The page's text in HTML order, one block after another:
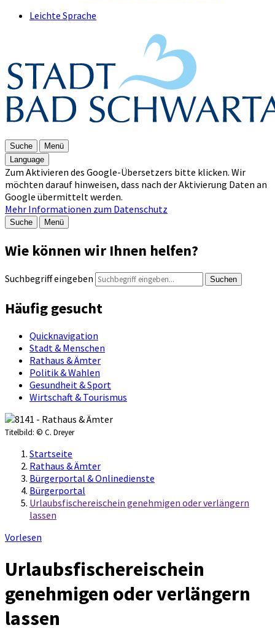
Leichte Sprache
Suche
Menü
Language
Zum Aktivieren des Google-Übersetzers bitte klicken. Wir
möchten darauf hinweisen, dass nach der Aktivierung Daten an
Google übermittelt werden.
Mehr Informationen zum Datenschutz
Suche Menü
Wie können wir Ihnen helfen?
Suchbegriff eingeben Suchen
Häufig gesucht
Quicknavigation
Stadt & Menschen
Rathaus & Ämter
Politik & Wahlen
Gesundheit & Sport
Wirtschaft & Tourismus
Titelbild: © C. Dreyer
Startseite
Rathaus & Ämter
Bürgerportal & Onlinedienste
Bürgerportal
Urlaubsfischereischein genehmigen oder verlängern
lassen
Vorlesen
Urlaubsfischereischein
genehmigen oder verlängern
lassen